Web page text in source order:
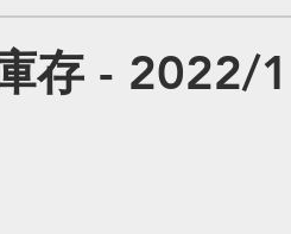
存 - 2022/